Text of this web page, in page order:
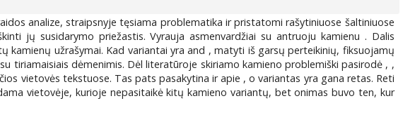
analize, straipsnyje tęsiama problematika ir pristatomi rašytiniuose šaltiniuose
jų susidarymo priežastis. Vyrauja asmenvardžiai su antruoju kamienu . Dalis
kamienų užrašymai. Kad variantai yraand , matyti iš garsų perteikinių, fiksuojamų
tiriamaisiais dėmenimis. Dėl literatūroje skiriamo kamienoproblemiški pasirodė , ,
vietovės tekstuose. Tas pats pasakytina ir apie , o variantas yra gana retas. Reti
vietovėje, kurioje nepasitaikė kitų kamieno variantų, bet onimasbuvo ten, kur